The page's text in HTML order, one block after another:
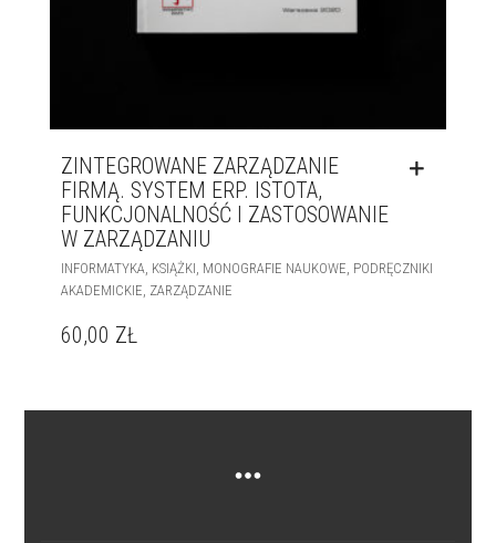
ZINTEGROWANE ZARZĄDZANIE
FIRMĄ. SYSTEM ERP. ISTOTA,
FUNKCJONALNOŚĆ I ZASTOSOWANIE
W ZARZĄDZANIU
INFORMATYKA, KSIĄŻKI, MONOGRAFIE NAUKOWE, PODRĘCZNIKI
AKADEMICKIE, ZARZĄDZANIE
60,00 ZŁ